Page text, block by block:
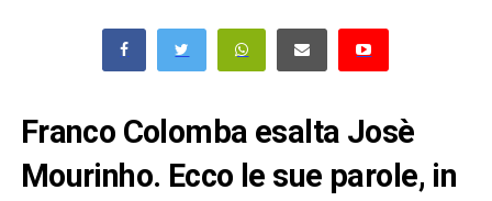
Franco Colomba esalta Josè
Mourinho. Ecco le sue parole, in